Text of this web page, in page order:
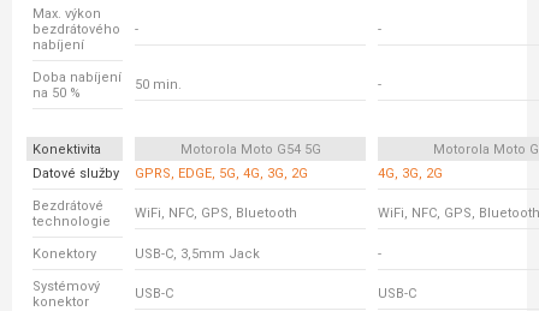
Max. výkon
bezdrátového
nabíjení
- -
Doba nabíjení
na 50 %
50 min. -
Konektivita Motorola Moto G54 5G
Motorola Moto
Datové služby
GPRS, EDGE, 5G, 4G, 3G, 2G 4G, 3G, 2G
Bezdrátové
technologie
WiFi, NFC, GPS, Bluetooth WiFi, NFC, GPS, Bluetooth
Konektory USB-C, 3,5mm Jack -
Systémový
konektor
USB-C USB-C